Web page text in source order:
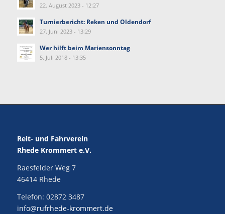
22. August 2023 - 12:27
Turnierbericht: Reken und Oldendorf
27. Juni 2023 - 13:29
Wer hilft beim Mariensonntag
5. Juli 2018 - 13:35
Reit- und Fahrverein
Rhede Krommert e.V.
Raesfelder Weg 7
46414 Rhede
Telefon: 02872 3487
info@rufrhede-krommert.de